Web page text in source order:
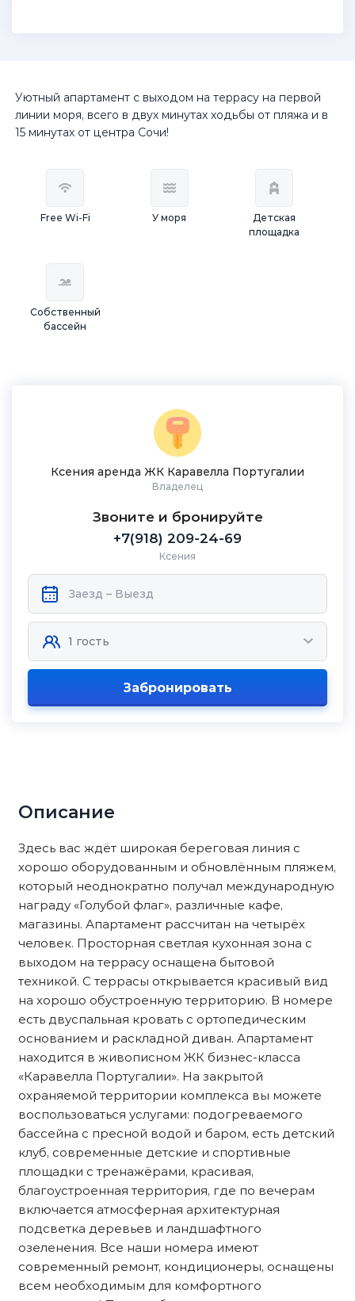
Уютный апартамент с выходом на террасу на первой
линии моря, всего в двух минутах ходьбы от пляжа и в
15 минутах от центра Сочи!
Free Wi-Fi У моря
Детская
площадка
Собственный
бассейн
Ксения аренда ЖК Каравелла Португалии
Владелец
Звоните и бронируйте
+7(918) 209-24-69
Ксения
Забронировать
Описание
Здесь вас ждёт широкая береговая линия с
хорошо оборудованным и обновлённым пляжем,
который неоднократно получал международную
награду «Голубой флаг», различные кафе,
магазины. Апартамент рассчитан на четырёх
человек. Просторная светлая кухонная зона с
выходом на террасу оснащена бытовой
техникой. С террасы открывается красивый вид
на хорошо обустроенную территорию. В номере
есть двуспальная кровать с ортопедическим
основанием и раскладной диван. Апартамент
находится в живописном ЖК бизнес-класса
«Каравелла Португалии». На закрытой
охраняемой территории комплекса вы можете
воспользоваться услугами: подогреваемого
бассейна с пресной водой и баром, есть детский
клуб, современные детские и спортивные
площадки с тренажёрами, красивая,
благоустроенная территория, где по вечерам
включается атмосферная архитектурная
подсветка деревьев и ландшафтного
озеленения. Все наши номера имеют
современный ремонт, кондиционеры, оснащены
всем необходимым для комфортного